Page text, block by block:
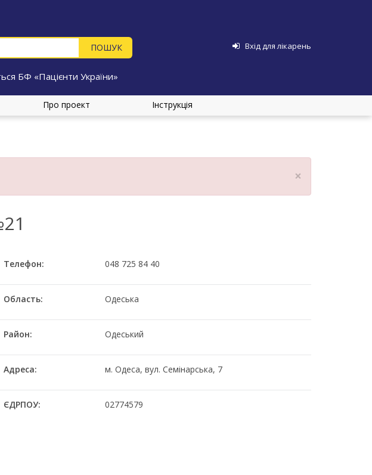
Вхід для лікарень
БФ «Пацієнти України»
Про проект Інструкція
×
Телефон: 048 725 84 40
Область: Одеська
Район: Одеський
Адреса: м. Одеса, вул. Семінарська, 7
ЄДРПОУ: 02774579